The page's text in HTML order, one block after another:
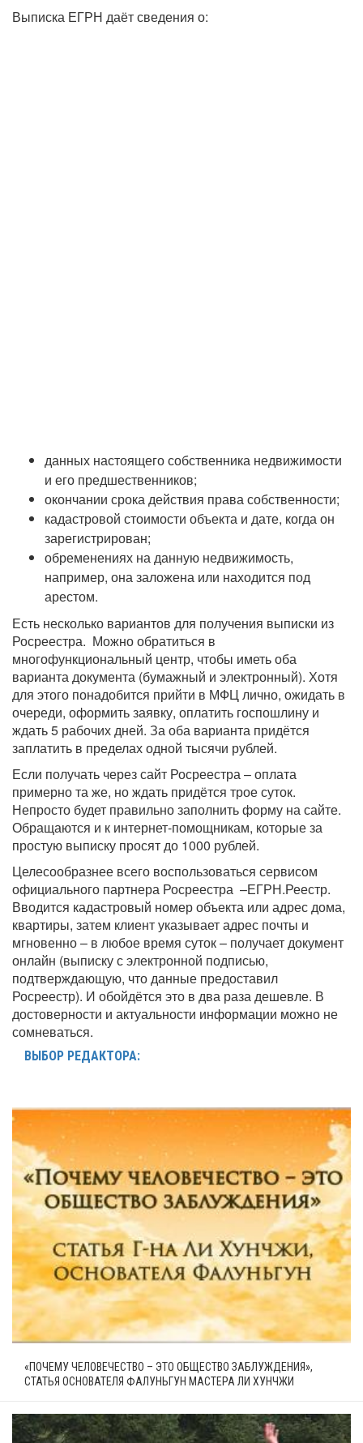
Выписка ЕГРН даёт сведения о:
данных настоящего собственника недвижимости
и его предшественников;
окончании срока действия права собственности;
кадастровой стоимости объекта и дате, когда он
зарегистрирован;
обременениях на данную недвижимость,
например, она заложена или находится под
арестом.
Есть несколько вариантов для получения выписки из
Росреестра. Можно обратиться в
многофункциональный центр, чтобы иметь оба
варианта документа (бумажный и электронный). Хотя
для этого понадобится прийти в МФЦ лично, ожидать в
очереди, оформить заявку, оплатить госпошлину и
ждать 5 рабочих дней. За оба варианта придётся
заплатить в пределах одной тысячи рублей.
Если получать через сайт Росреестра – оплата
примерно та же, но ждать придётся трое суток.
Непросто будет правильно заполнить форму на сайте.
Обращаются и к интернет-помощникам, которые за
простую выписку просят до 1000 рублей.
Целесообразнее всего воспользоваться сервисом
официального партнера Росреестра –ЕГРН.Реестр.
Вводится кадастровый номер объекта или адрес дома,
квартиры, затем клиент указывает адрес почты и
мгновенно – в любое время суток – получает документ
онлайн (выписку с электронной подписью,
подтверждающую, что данные предоставил
Росреестр). И обойдётся это в два раза дешевле. В
достоверности и актуальности информации можно не
сомневаться.
ВЫБОР РЕДАКТОРА:
«ПОЧЕМУ ЧЕЛОВЕЧЕСТВО – ЭТО ОБЩЕСТВО ЗАБЛУЖДЕНИЯ»,
СТАТЬЯ ОСНОВАТЕЛЯ ФАЛУНЬГУН МАСТЕРА ЛИ ХУНЧЖИ